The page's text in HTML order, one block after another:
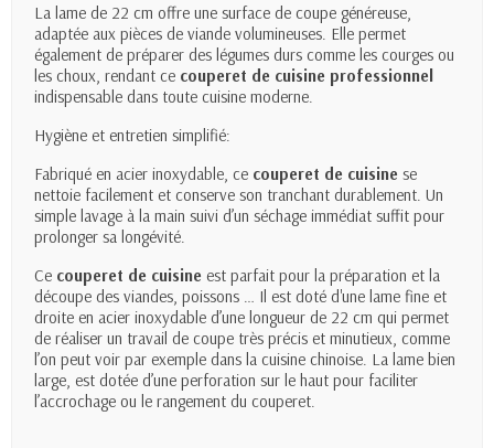
La lame de 22 cm offre une surface de coupe généreuse,
adaptée aux pièces de viande volumineuses. Elle permet
également de préparer des légumes durs comme les courges ou
les choux, rendant ce couperet de cuisine professionnel
indispensable dans toute cuisine moderne.
Hygiène et entretien simplifié:
Fabriqué en acier inoxydable, ce couperet de cuisine se
nettoie facilement et conserve son tranchant durablement. Un
simple lavage à la main suivi d’un séchage immédiat suffit pour
prolonger sa longévité.
Ce couperet de cuisine est parfait pour la préparation et la
découpe des viandes, poissons … Il est doté d'une lame fine et
droite en acier inoxydable d’une longueur de 22 cm qui permet
de réaliser un travail de coupe très précis et minutieux, comme
l’on peut voir par exemple dans la cuisine chinoise. La lame bien
large, est dotée d’une perforation sur le haut pour faciliter
l’accrochage ou le rangement du couperet.